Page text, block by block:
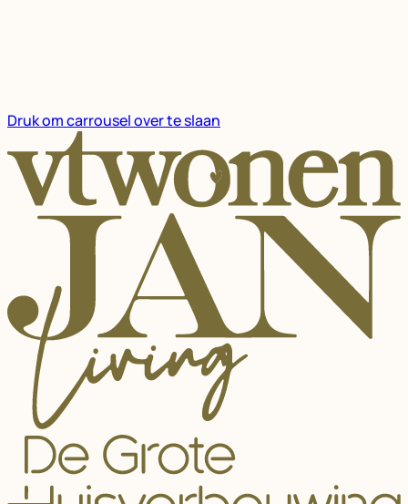
Druk om carrousel over te slaan